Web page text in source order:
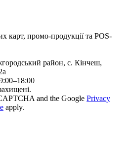
карт, промо-продукції та POS-
район, с. Кінчеш,
and the Google Privacy
apply.